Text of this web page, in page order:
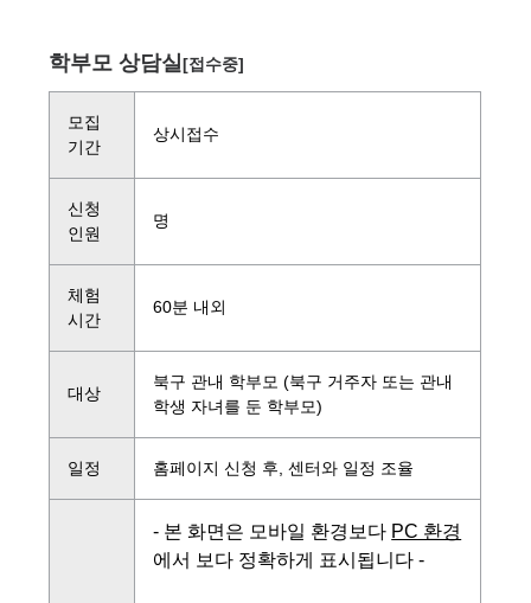
학부모 상담실[접수중]
모집
기간
상시접수
신청
인원
명
체험
시간
60분 내외
대상
북구 관내 학부모 (북구 거주자 또는 관내
학생 자녀를 둔 학부모)
일정 홈페이지 신청 후, 센터와 일정 조율
- 본 화면은 모바일 환경보다 PC 환경
에서 보다 정확하게 표시됩니다 -